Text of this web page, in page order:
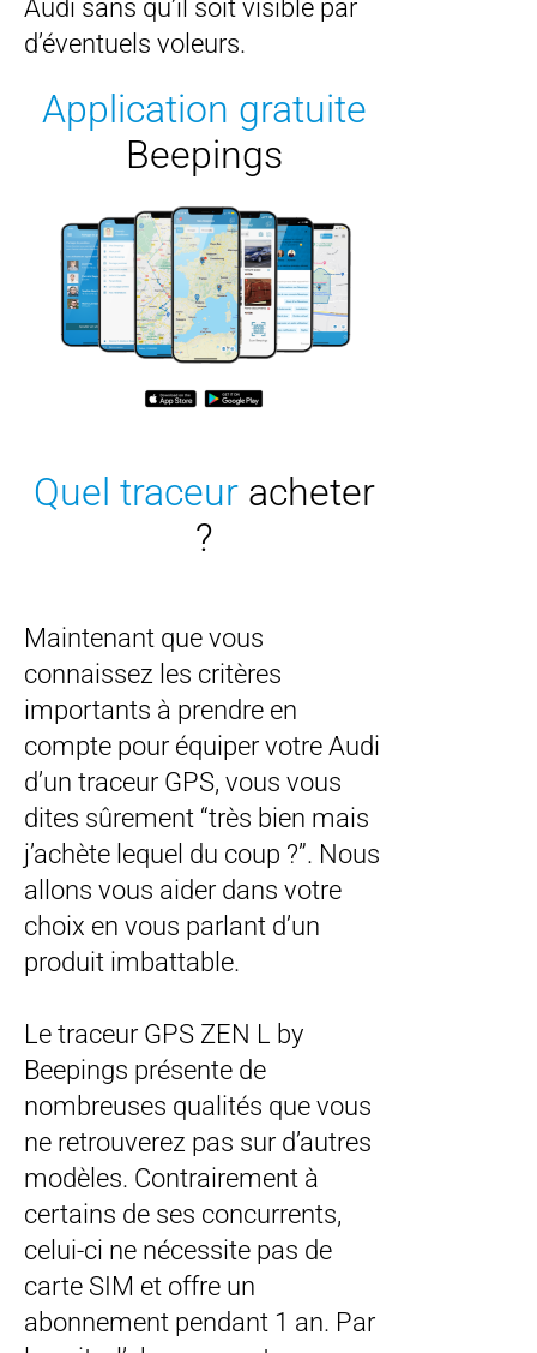
Audi sans qu’il soit visible par
d’éventuels voleurs.
Application gratuite
Beepings
Quel traceuracheter
?
Maintenant que vous
connaissez les critères
importants à prendre en
compte pour équiper votre Audi
d’un traceur GPS, vous vous
dites sûrement “très bien mais
j’achète lequel du coup ?”. Nous
allons vous aider dans votre
choix en vous parlant d’un
produit imbattable.
Le traceur GPS ZEN L by
Beepings présente de
nombreuses qualités que vous
ne retrouverez pas sur d’autres
modèles. Contrairement à
certains de ses concurrents,
celui-ci ne nécessite pas de
carte SIM et offre un
abonnement pendant 1 an. Par